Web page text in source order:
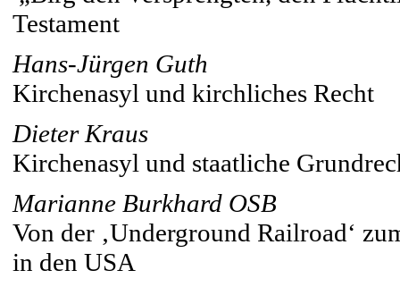
Testament
Hans-Jürgen Guth
Kirchenasyl und kirchliches Recht
Dieter Kraus
Kirchenasyl und staatliche
Marianne Burkhard OSB
Von der ‚Underground Railroad‘
in den USA